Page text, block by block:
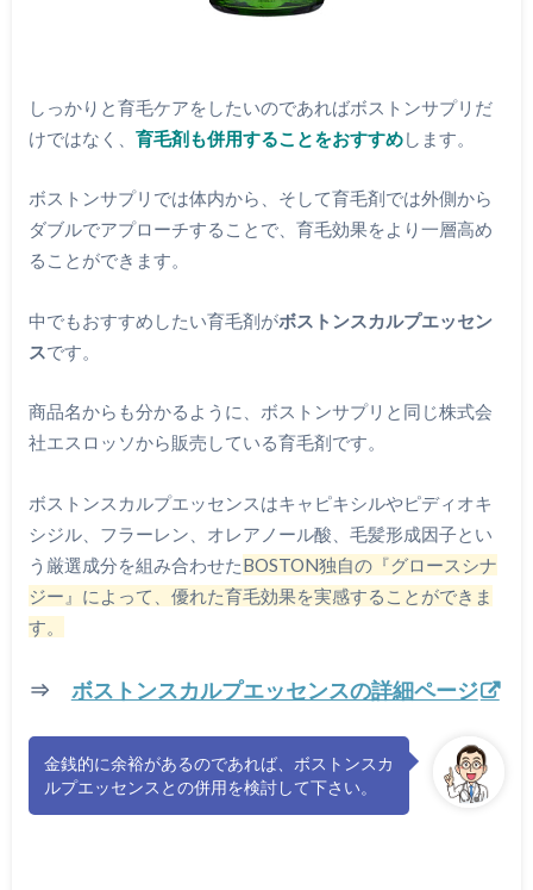
しっかりと育毛ケアをしたいのであればボストンサプリだ
けではなく、 育毛剤も併用することをおすすめします。
ボストンサプリでは体内から、そして育毛剤では外側から
ダブルでアプローチすることで、育毛効果をより一層高め
ることができます。
中でもおすすめしたい育毛剤がボストンスカルプエッセン
スです。
商品名からも分かるように、ボストンサプリと同じ株式会
社エスロッソから販売している育毛剤です。
ボストンスカルプエッセンスはキャピキシルやピディオキ
シジル、フラーレン、オレアノール酸、毛髪形成因子とい
う厳選成分を組み合わせたBOSTON独自の『グロースシナ
ジー』によって、優れた育毛効果を実感することができま
す。
⇒ ボストンスカルプエッセンスの詳細ページ
金銭的に余裕があるのであれば、ボストンスカ
ルプエッセンスとの併用を検討して下さい。